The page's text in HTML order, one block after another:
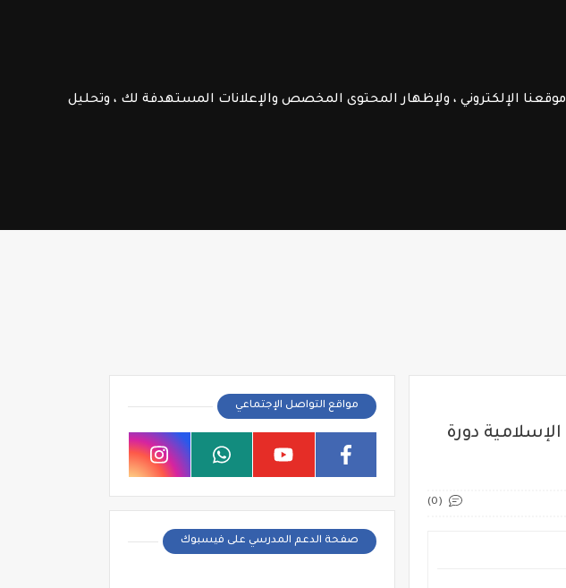
الإلكتروني ، ولإظهار المحتوى المخصص والإعلانات المستهدفة لك ، وتحليل
دورة
(0)
مواقع التواصل الإجتماعي
صفحة الدعم المدرسي على فيسبوك